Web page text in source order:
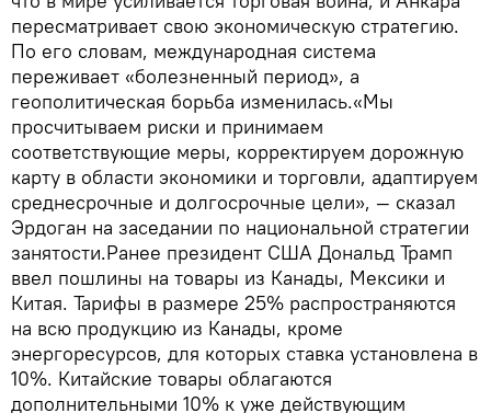
пересматривает свою экономическую стратегию.
По его словам, международная система
переживает «болезненный период», а
геополитическая борьба изменилась.«Мы
просчитываем риски и принимаем
соответствующие меры, корректируем дорожную
карту в области экономики и торговли, адаптируем
среднесрочные и долгосрочные цели», — сказал
Эрдоган на заседании по национальной стратегии
занятости.Ранее президент США Дональд Трамп
ввел пошлины на товары из Канады, Мексики и
Китая. Тарифы в размере 25% распространяются
на всю продукцию из Канады, кроме
энергоресурсов, для которых ставка установлена в
10%. Китайские товары облагаются
дополнительными 10% к уже действующим